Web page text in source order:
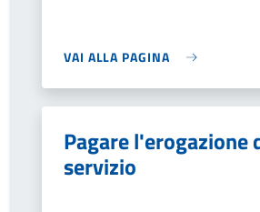
VAI ALLA PAGINA
Pagare l'erogazione
servizio